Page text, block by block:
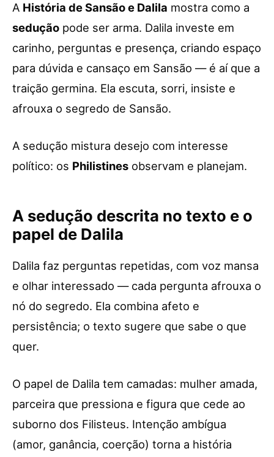
A História de Sansão e Dalila mostra como a
sedução pode ser arma. Dalila investe em
carinho, perguntas e presença, criando espaço
para dúvida e cansaço em Sansão — é aí que a
traição germina. Ela escuta, sorri, insiste e
afrouxa o segredo de Sansão.
A sedução mistura desejo com interesse
político: os Philistines observam e planejam.
A sedução descrita no texto e o
papel de Dalila
Dalila faz perguntas repetidas, com voz mansa
e olhar interessado — cada pergunta afrouxa o
nó do segredo. Ela combina afeto e
persistência; o texto sugere que sabe o que
quer.
O papel de Dalila tem camadas: mulher amada,
parceira que pressiona e figura que cede ao
suborno dos Filisteus. Intenção ambígua
(amor, ganância, coerção) torna a história